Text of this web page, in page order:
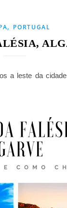
, PORTUGAL
a leste da